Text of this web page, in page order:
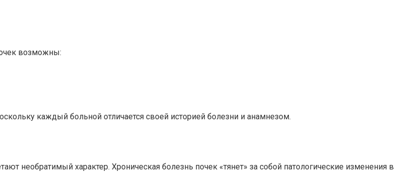
возможны:
каждый больной отличается своей историей болезни и анамнезом.
необратимый характер. Хроническая болезнь почек «тянет» за собой патологические изменения в